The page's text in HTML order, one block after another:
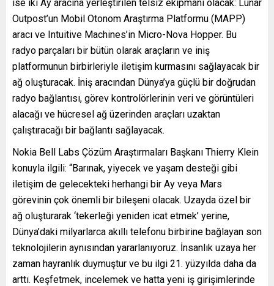
ise iki Ay aracına yerleştirilen telsiz ekipmanı olacak: Lunar
Outpost’un Mobil Otonom Araştırma Platformu (MAPP)
aracı ve Intuitive Machines’in Micro-Nova Hopper. Bu
radyo parçaları bir bütün olarak araçların ve iniş
platformunun birbirleriyle iletişim kurmasını sağlayacak bir
ağ oluşturacak. İniş aracından Dünya’ya güçlü bir doğrudan
radyo bağlantısı, görev kontrolörlerinin veri ve görüntüleri
alacağı ve hücresel ağ üzerinden araçları uzaktan
çalıştıracağı bir bağlantı sağlayacak.
Nokia Bell Labs Çözüm Araştırmaları Başkanı Thierry Klein
konuyla ilgili: “Barınak, yiyecek ve yaşam desteği gibi
iletişim de gelecekteki herhangi bir Ay veya Mars
görevinin çok önemli bir bileşeni olacak. Uzayda özel bir
ağ oluşturarak ‘tekerleği yeniden icat etmek’ yerine,
Dünya’daki milyarlarca akıllı telefonu birbirine bağlayan son
teknolojilerin aynısından yararlanıyoruz. İnsanlık uzaya her
zaman hayranlık duymuştur ve bu ilgi 21. yüzyılda daha da
arttı. Keşfetmek, incelemek ve hatta yeni iş girişimlerinde